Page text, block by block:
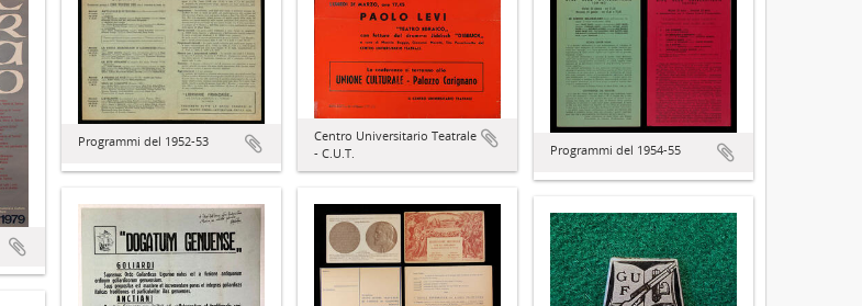
Centro Universitario Teatrale
- C.U.T.
Programmi del 1952-53
Programmi del 1954-55